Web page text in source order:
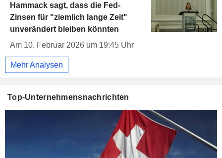
Hammack sagt, dass die Fed-
Zinsen für "ziemlich lange Zeit"
unverändert bleiben könnten
Am 10. Februar 2026 um 19:45 Uhr
Mehr Analysen
Top-Unternehmensnachrichten